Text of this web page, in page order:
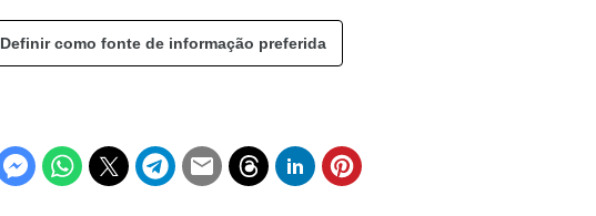
Definir como fonte de informação preferida